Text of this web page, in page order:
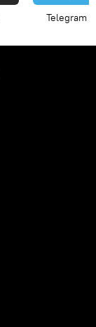
Telegram